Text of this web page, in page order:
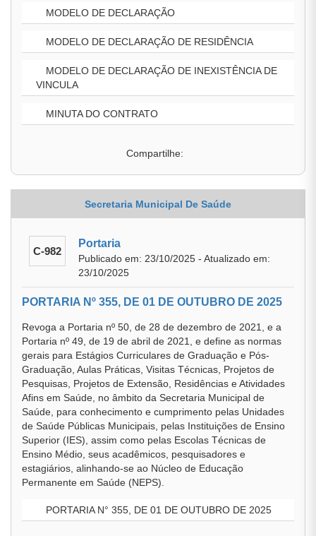
MODELO DE DECLARAÇÃO
MODELO DE DECLARAÇÃO DE RESIDÊNCIA
MODELO DE DECLARAÇÃO DE INEXISTÊNCIA DE
VINCULA
MINUTA DO CONTRATO
Compartilhe:
Secretaria Municipal De Saúde
C-982
Portaria
Publicado em: 23/10/2025 - Atualizado em:
23/10/2025
PORTARIA Nº 355, DE 01 DE OUTUBRO DE 2025
Revoga a Portaria nº 50, de 28 de dezembro de 2021, e a
Portaria nº 49, de 19 de abril de 2021, e define as normas
gerais para Estágios Curriculares de Graduação e Pós-
Graduação, Aulas Práticas, Visitas Técnicas, Projetos de
Pesquisas, Projetos de Extensão, Residências e Atividades
Afins em Saúde, no âmbito da Secretaria Municipal de
Saúde, para conhecimento e cumprimento pelas Unidades
de Saúde Públicas Municipais, pelas Instituições de Ensino
Superior (IES), assim como pelas Escolas Técnicas de
Ensino Médio, seus acadêmicos, pesquisadores e
estagiários, alinhando-se ao Núcleo de Educação
Permanente em Saúde (NEPS).
PORTARIA N° 355, DE 01 DE OUTUBRO DE 2025